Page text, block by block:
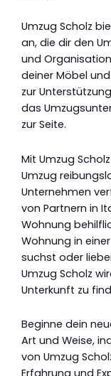
Umzug Scholz
an, die dir den
und
deiner Möbel
zur
das
zur Seite.
Mit Umzug
Umzug
Unternehmen
von Partnern in
Wohnung
Wohnung in
suchst oder
Umzug Scholz
Unterkunft zu
Beginne dein
Art und Weise,
von Umzug